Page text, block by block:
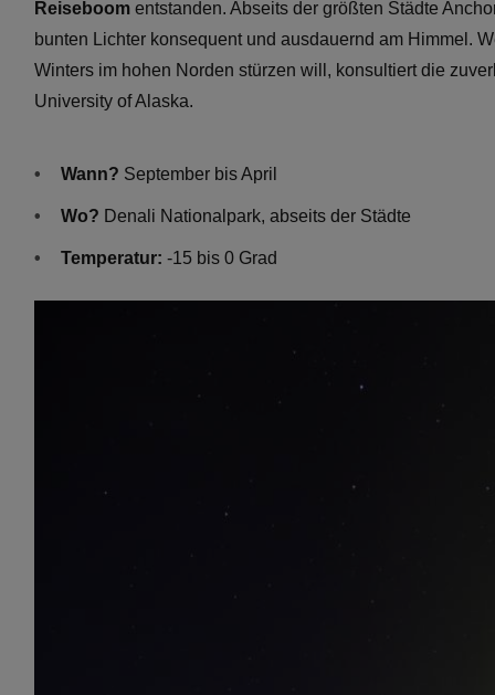
Reiseboom entstanden. Abseits der größten Städte
bunten Lichter konsequent und ausdauernd am Himmel.
Winters im hohen Norden stürzen will, konsultiert die
University of Alaska.
Wann? September bis April
Wo? Denali Nationalpark, abseits der Städte
Temperatur: -15 bis 0 Grad